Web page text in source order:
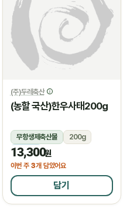
(주)두레축산
(농할 국산)한우사태200g
무항생제축산물
200g
냉장
13,300원
이번 주 3개 담았어요
담기